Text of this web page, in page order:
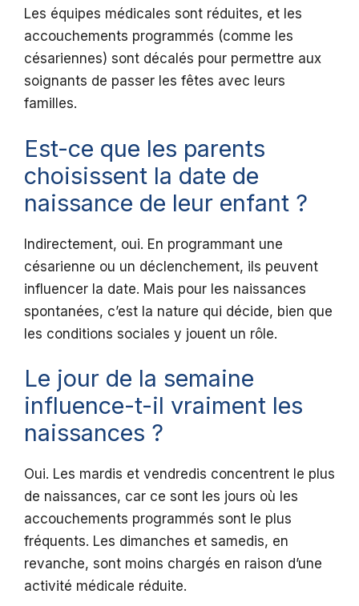
Les équipes médicales sont réduites, et les
accouchements programmés (comme les
césariennes) sont décalés pour permettre aux
soignants de passer les fêtes avec leurs
familles.
Est-ce que les parents
choisissent la date de
naissance de leur enfant ?
Indirectement, oui. En programmant une
césarienne ou un déclenchement, ils peuvent
influencer la date. Mais pour les naissances
spontanées, c’est la nature qui décide, bien que
les conditions sociales y jouent un rôle.
Le jour de la semaine
influence-t-il vraiment les
naissances ?
Oui. Les mardis et vendredis concentrent le plus
de naissances, car ce sont les jours où les
accouchements programmés sont le plus
fréquents. Les dimanches et samedis, en
revanche, sont moins chargés en raison d’une
activité médicale réduite.